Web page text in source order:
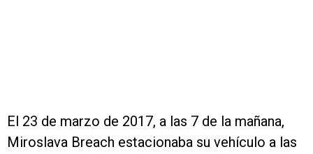
El 23 de marzo de 2017, a las 7 de la mañana,
Miroslava Breach estacionaba su vehículo a las